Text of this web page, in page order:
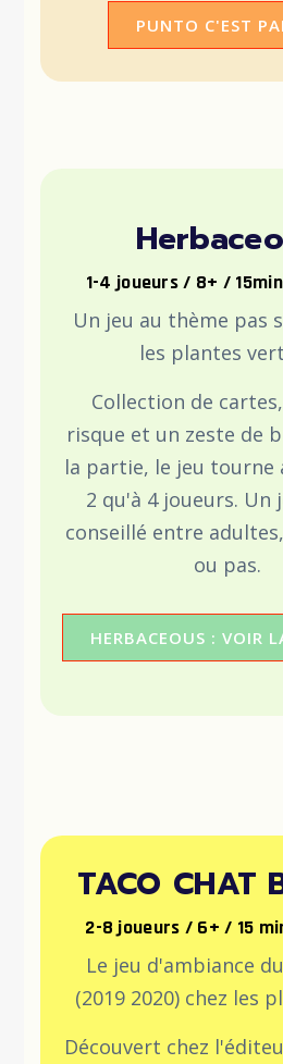
PUNTO C'EST
1-4 joueurs / 8+ /
Un jeu au thème pas
les plantes
Collection de
risque et un zeste de
la partie, le jeu tourne
2 qu'à 4 joueurs.
conseillé entre
ou pas.
HERBACEOUS : VOIR
TACO CHAT
2-8 joueurs / 6+ / 15
Le jeu d'ambiance
(2019 2020) chez les
Découvert chez